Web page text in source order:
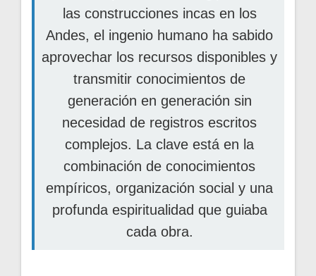
las construcciones incas en los
Andes, el ingenio humano ha sabido
aprovechar los recursos disponibles y
transmitir conocimientos de
generación en generación sin
necesidad de registros escritos
complejos. La clave está en la
combinación de conocimientos
empíricos, organización social y una
profunda espiritualidad que guiaba
cada obra.